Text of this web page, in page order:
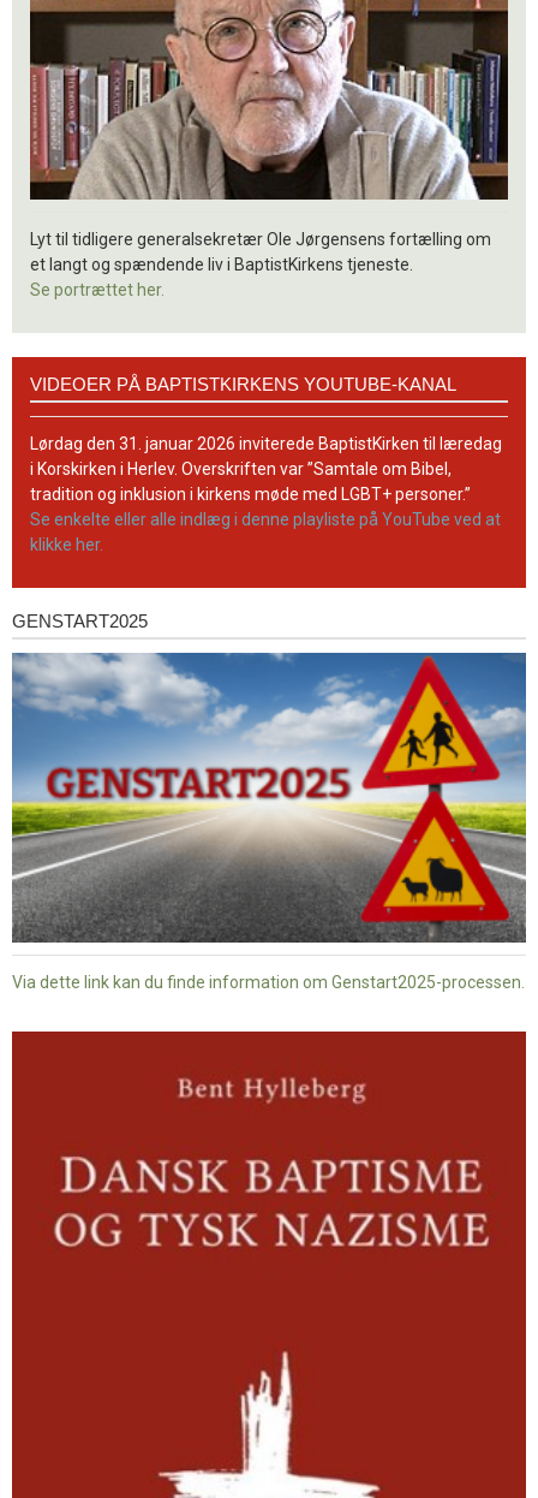
Lyt til tidligere generalsekretær Ole Jørgensens fortælling om
et langt og spændende liv i BaptistKirkens tjeneste.
Se portrættet her.
BaptistKirkens
YouTube-
kanal
VIDEOER PÅ BAPTISTKIRKENS YOUTUBE-KANAL
Lørdag den 31. januar 2026 inviterede BaptistKirken til læredag
i Korskirken i Herlev. Overskriften var ”Samtale om Bibel,
tradition og inklusion i kirkens møde med LGBT+ personer.”
Se enkelte eller alle indlæg i denne playliste på YouTube ved at
klikke her.
Genstart2025
GENSTART2025
Via dette link kan du finde information om Genstart2025-processen.